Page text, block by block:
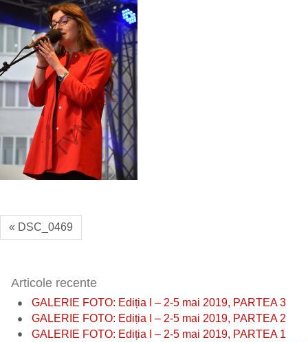
« DSC_0469
Articole recente
GALERIE FOTO: Ediția I – 2-5 mai 2019, PARTEA 3
GALERIE FOTO: Ediția I – 2-5 mai 2019, PARTEA 2
GALERIE FOTO: Ediția I – 2-5 mai 2019, PARTEA 1